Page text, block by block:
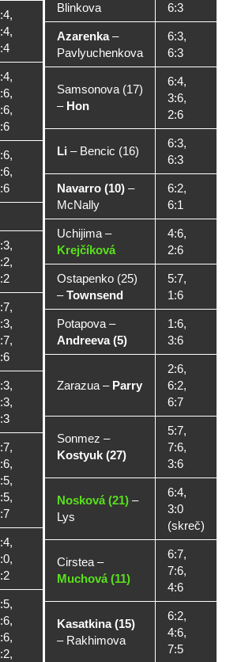
Blinkova
6:3
Azarenka–
Pavlyuchenkova
6:3,
6:3
Samsonova (17)
– Hon
6:4,
3:6,
2:6
Li – Bencic (16)
6:3,
6:3
Navarro (10) –
McNally
6:2,
6:1
Uchijima –
Krejčíková
4:6,
2:6
Ostapenko (25)
–Townsend
5:7,
1:6
Potapova –
Andreeva (5)
1:6,
3:6
Zarazua – Parry
2:6,
6:2,
6:7
Sonmez –
Kostyuk (27)
5:7,
7:6,
3:6
Nosková (21) –
Lys
6:4,
3:0
(skreč)
Cirstea –
Muchová (11)
6:7,
7:6,
4:6
Kasatkina (15)
– Rakhimova
6:2,
4:6,
7:5